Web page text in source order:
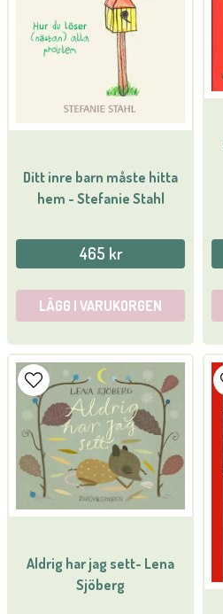
Ja, ni får publicera min fråga
Ditt inre barn måste hitta
hem - Stefanie Stahl
465 kr
LÄGG I VARUKORGEN
Aldrig har jag sett- Lena
Sjöberg